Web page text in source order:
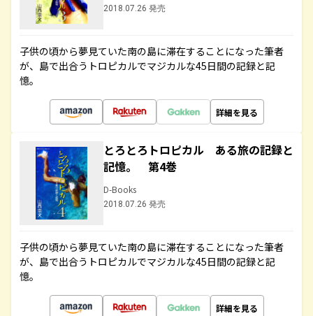
2018.07.26 発売
子供の頃から夢見ていた南の島に滞在することになった筆者
が、島で出合うトロピカルでマジカルな45日間の記録と記
憶。
詳細を見る
とろとろトロピカル ある旅の記録と
記憶。 第4巻
D-Books
2018.07.26 発売
子供の頃から夢見ていた南の島に滞在することになった筆者
が、島で出合うトロピカルでマジカルな45日間の記録と記
憶。
詳細を見る